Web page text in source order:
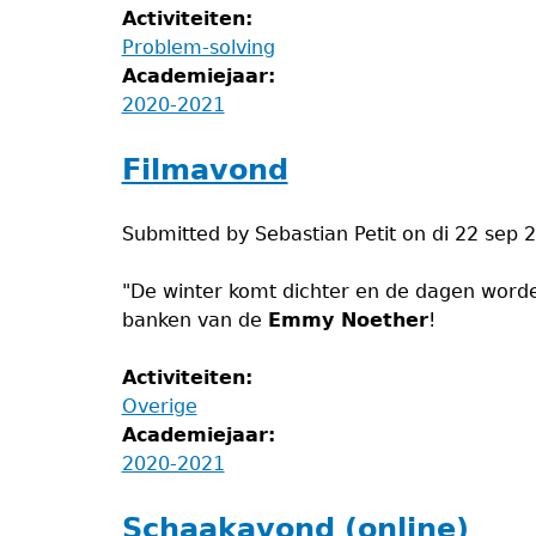
Activiteiten:
Problem-solving
Academiejaar:
2020-2021
Filmavond
Submitted by Sebastian Petiton di 22 sep
"De winter komt dichter en de dagen
banken van de Emmy Noether!
Activiteiten:
Overige
Academiejaar:
2020-2021
Schaakavond (online)